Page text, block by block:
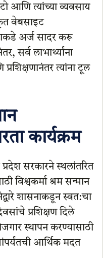
आणि त्यांच्या व्यवसाय
वेबसाइट
अर्ज सादर करू
सर्व लाभार्थ्यांना
त्यांना टूल
कार्यक्रम
सरकारने स्थलांतरित
विश्वकर्मा श्रम सन्मान
शासनाकडून स्वत:चा
प्रशिक्षण दिले
स्थापन करण्यासाठी
आर्थिक मदत